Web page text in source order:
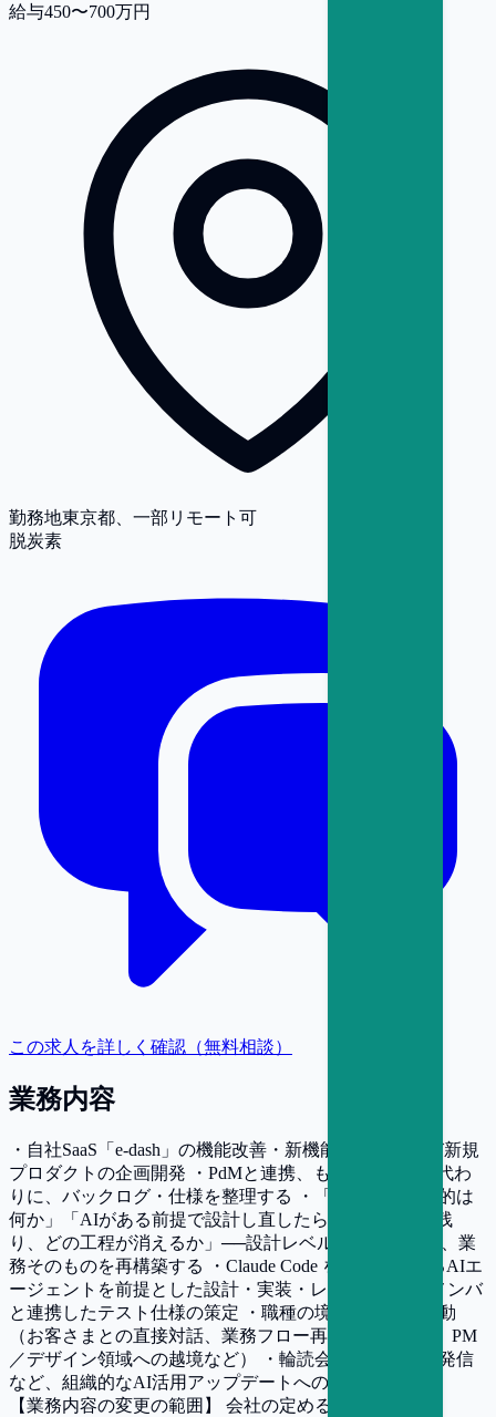
給与450〜700万円
勤務地東京都、一部リモート可
脱炭素
この求人を詳しく確認（無料相談）
業務内容
・自社SaaS「e-dash」の機能改善・新機能開発、および新規
プロダクトの企画開発 ・PdMと連携、もしくはPdMの代わ
りに、バックログ・仕様を整理する ・「この業務の目的は
何か」「AIがある前提で設計し直したら、どの工程が残
り、どの工程が消えるか」──設計レベルの問いを立て、業
務そのものを再構築する ・Claude Code をはじめとするAIエ
ージェントを前提とした設計・実装・レビュー ・QAメンバ
と連携したテスト仕様の策定 ・職種の境界を越えた活動
（お客さまとの直接対話、業務フロー再設計への関与、PM
／デザイン領域への越境など） ・輪読会、技術ブログ発信
など、組織的なAI活用アップデートへの貢献
【業務内容の変更の範囲】
会社の定める業務